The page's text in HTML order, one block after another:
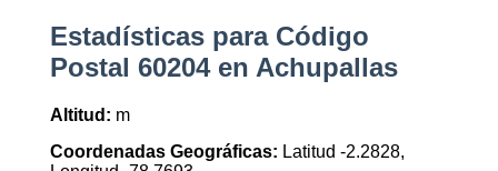
Estadísticas para Código
Postal 60204 en Achupallas
Altitud: m
Coordenadas Geográficas: Latitud -2.2828,